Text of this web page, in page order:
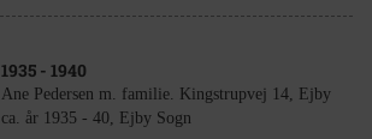
1935 - 1940
Ane Pedersen m. familie. Kingstrupvej 14, Ejby
ca. år 1935 - 40, Ejby Sogn